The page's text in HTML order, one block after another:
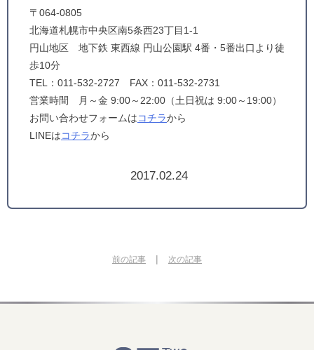
〒064-0805
北海道札幌市中央区南5条西23丁目1-1
円山地区 地下鉄 東西線 円山公園駅 4番・5番出口より徒
歩10分
TEL：011-532-2727 FAX：011-532-2731
営業時間 月～金 9:00～22:00（土日祝は 9:00～19:00）
お問い合わせフォームはコチラから
LINEはコチラから
2017.02.24
前の記事 | 次の記事